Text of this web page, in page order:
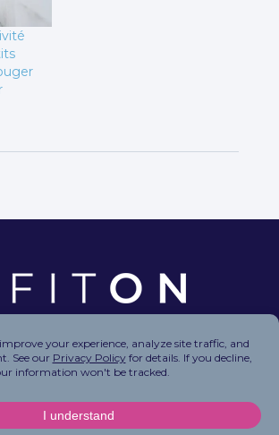
2026 FitOn Inc. All Rights Reserved.
Policy|Terms of Use